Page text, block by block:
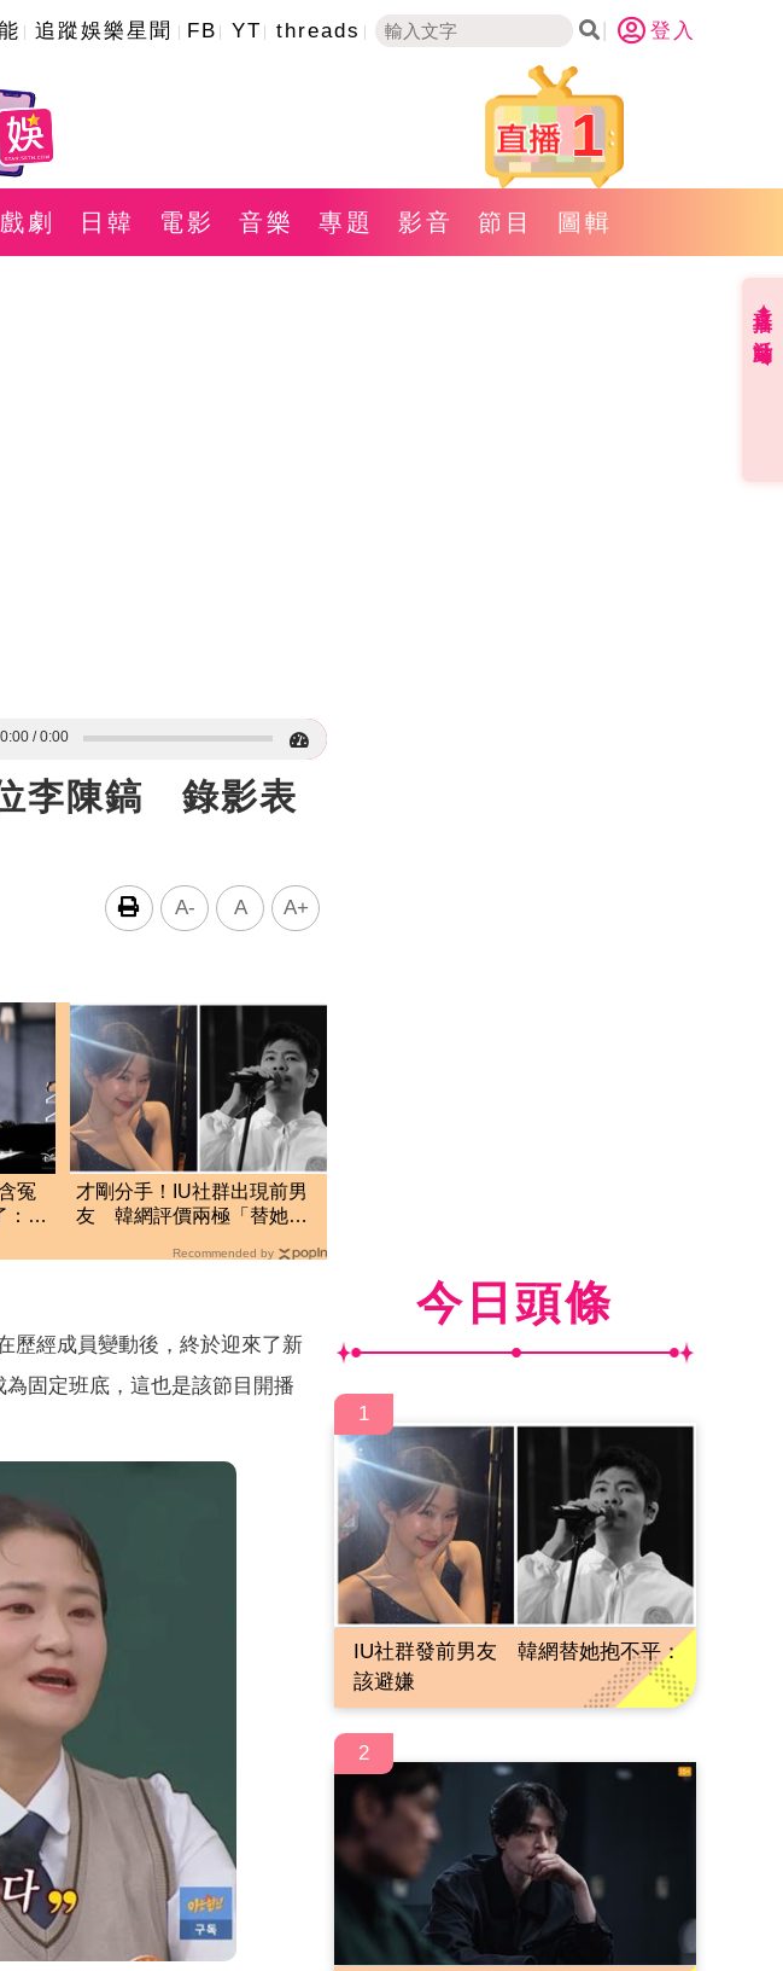
追蹤娛樂星聞 FB YT threads 登入
1
戲劇 日韓 電影 音樂 專題 影音 節目 圖輯
0:00 0:00
李陳鎬 錄影表
A- A A+
冤
：拍
才剛分手！IU社群出現前男
友 韓網評價兩極「替她抱
Recommended by
歷經成員變動後，終於迎來了新
為固定班底，這也是該節目開播
今日頭條
1
IU社群發前男友 韓網替她抱不平：
該避嫌
2
直播✦活動